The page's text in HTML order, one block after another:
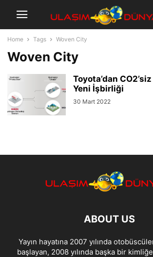
Home Tags Woven City
Woven City
Toyota’dan
Yeni İşbirliği
30 Mart 2022
ABOUT US
Yayın hayatına 2007 yılında
başlayan, 2008 yılında başka bir